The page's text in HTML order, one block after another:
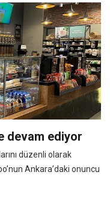
devam ediyor
düzenli olarak
Ankara’daki onuncu